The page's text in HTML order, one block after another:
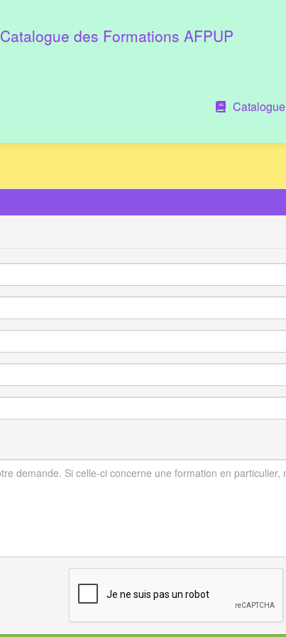
Catalogue des Formations AFPUP
Catalogue